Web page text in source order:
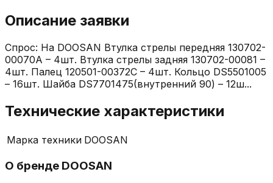
Описание заявки
Спрос: На DOOSAN Втулка стрелы передняя 130702-
00070A – 4шт. Втулка стрелы задняя 130702-00081 –
4шт. Палец 120501-00372C – 4шт. Кольцо DS5501005
– 16шт. Шайба DS7701475(внутренний 90) – 12ш...
Технические характеристики
Марка техники DOOSAN
О бренде DOOSAN